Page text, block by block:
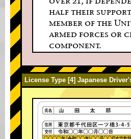
half their support
member of the
armed forces or
component.
License Type [4] Japanese